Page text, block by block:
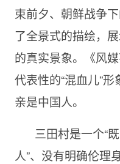
束前夕、朝鲜战争
了全景式的描绘，
的真实景象。《风
代表性的“混血儿”
亲是中国人。
三田村是一个“
人”、没有明确伦理